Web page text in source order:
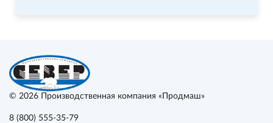
© 2026 Производственная компания «Продмаш»
8 (800) 555-35-79